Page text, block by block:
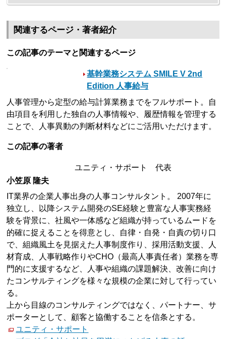
関連するページ・著者紹介
この記事のテーマと関連するページ
基幹業務システム SMILE V 2nd
Edition 人事給与
人事管理から定型の給与計算業務までをフルサポート。自
由項目を利用した独自の人事情報や、履歴情報を管理する
ことで、人事異動の判断材料などにご活用いただけます。
この記事の著者
ユニティ・サポート 代表
小笠原 隆夫
IT業界の企業人事出身の人事コンサルタント。 2007年に
独立し、以降システム開発のSE経験と豊富な人事実務経
験を背景に、社風や一体感など組織が持っているムードを
的確に捉えることを得意とし、自律・自発・自責の切り口
で、組織風土を見据えた人事制度作り、採用活動支援、人
材育成、人事戦略作りやCHO（最高人事責任者）業務を専
門的に支援するなど、人事や組織の課題解決、改善に向け
たコンサルティングを様々な規模の企業に対して行ってい
る。
上から目線のコンサルティングではなく、パートナー、サ
ポーターとして、顧客と協働することを信条とする。
ユニティ・サポート